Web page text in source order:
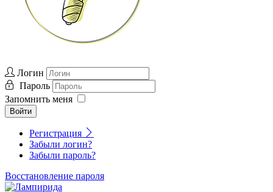
Логин
Пароль
Запомнить меня
Войти
Регистрация
Забыли логин?
Забыли пароль?
Восстановление пароля